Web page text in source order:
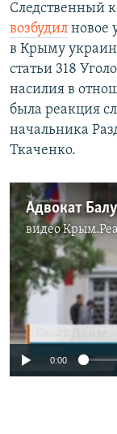
Cледственный
возбудил новое
в Крыму
статьи 318
насилия в
была реакция
начальника
Ткаченко.
Адвокат
видео
No
0:00